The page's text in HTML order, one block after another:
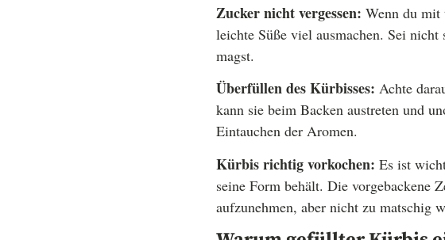
Zucker nicht vergessen: Wenn du mit
leichte Süße viel ausmachen. Sei
magst.
Überfüllen des Kürbisses: Achte
kann sie beim Backen austreten und
Eintauchen der Aromen.
Kürbis richtig vorkochen: Es ist
seine Form behält. Die vorgebackene
aufzunehmen, aber nicht zu matschig